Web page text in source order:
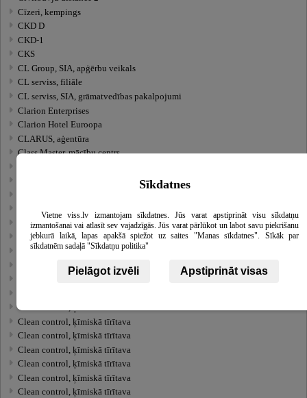
Cīzeri, kempings
CKD D
CKD-1
CKS
CL Group, SIA, apģērbu veikals
CL serviss, filiāle
CL serviss, SIA, grāmatvedības pakalpojumi
Clarion Enterprises
Clarion Hotel Euroopa
CLARUS, aģentūra
Class Master, mācību centrs
Clean control, ķīmiskā tīrītava
Clean control, ķīmiskā tīrītava
Clean control, ķīmiskā tīrītava
Clean control, ķīmiskā tīrītava
Clean control, ķīmiskā tīrītava
Clean control, ķīmiskā tīrītava
Clean control, ķīmiskā tīrītava
Clean control, ķīmiskā tīrītava
Clean control, ķīmiskā tīrītava
Clean control, ķīmiskā tīrītava
Clean control, ķīmiskā tīrītava
Clean control, ķīmiskā tīrītava
Sīkdatnes
Vietne viss.lv izmantojam sīkdatnes. Jūs varat apstiprināt visu sīkdatņu
izmantošanai vai atlasīt sev vajadzīgās. Jūs varat pārlūkot un labot savu piekrišanu
jebkurā laikā, lapas apakšā spiežot uz saites "Manas sīkdatnes". Sīkāk par
sīkdatnēm sadaļā "Sīkdatņu politika"
Pielāgot izvēli Apstiprināt visas